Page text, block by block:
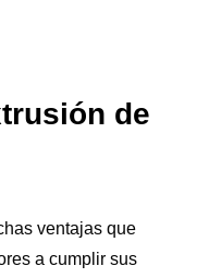
de
ventajas que
a cumplir sus